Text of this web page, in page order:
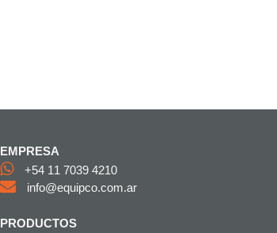
EMPRESA
+54 11 7039 4210
info@equipco.com.ar
PRODUCTOS